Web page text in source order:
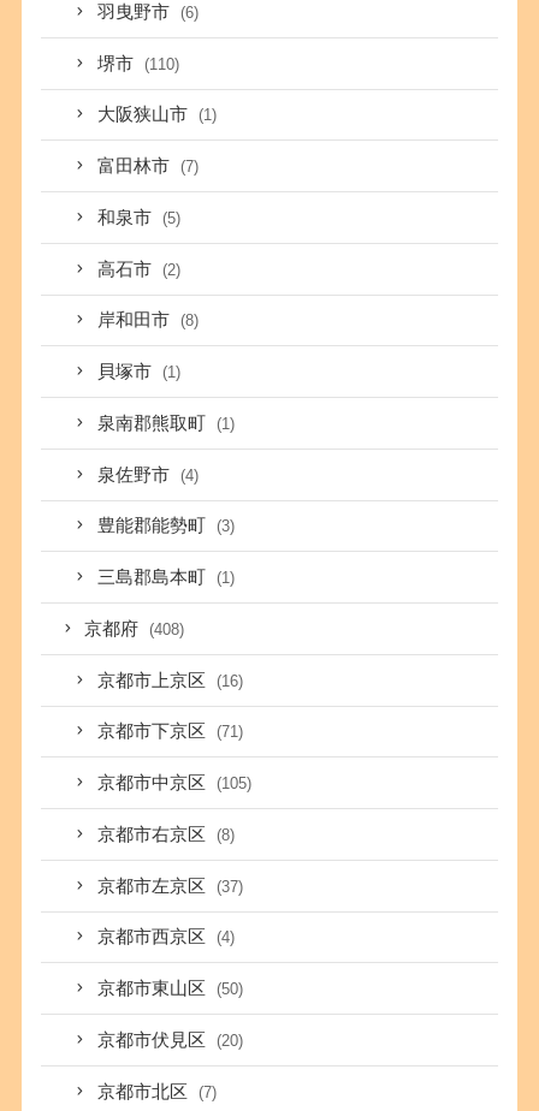
羽曳野市 (6)
堺市 (110)
大阪狭山市 (1)
富田林市 (7)
和泉市 (5)
高石市 (2)
岸和田市 (8)
貝塚市 (1)
泉南郡熊取町 (1)
泉佐野市 (4)
豊能郡能勢町 (3)
三島郡島本町 (1)
京都府 (408)
京都市上京区 (16)
京都市下京区 (71)
京都市中京区 (105)
京都市右京区 (8)
京都市左京区 (37)
京都市西京区 (4)
京都市東山区 (50)
京都市伏見区 (20)
京都市北区 (7)